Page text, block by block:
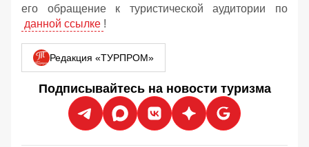
его обращение к туристической аудитории по
данной ссылке !
Редакция «ТУРПРОМ»
Подписывайтесь на новости туризма